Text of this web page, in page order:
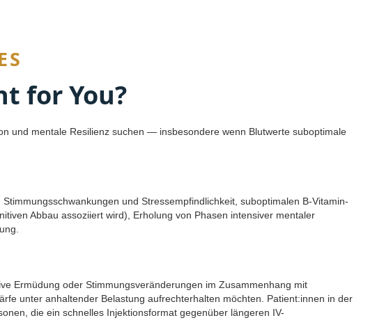
for You?
und mentale Resilienz suchen — insbesondere wenn Blutwerte suboptimale
und Stressempfindlichkeit, suboptimalen B-Vitamin-
Abbau assoziiert wird), Erholung von Phasen intensiver mentaler
Ermüdung oder Stimmungsveränderungen im Zusammenhang mit
unter anhaltender Belastung aufrechterhalten möchten. Patient:innen in der
die ein schnelles Injektionsformat gegenüber längeren IV-